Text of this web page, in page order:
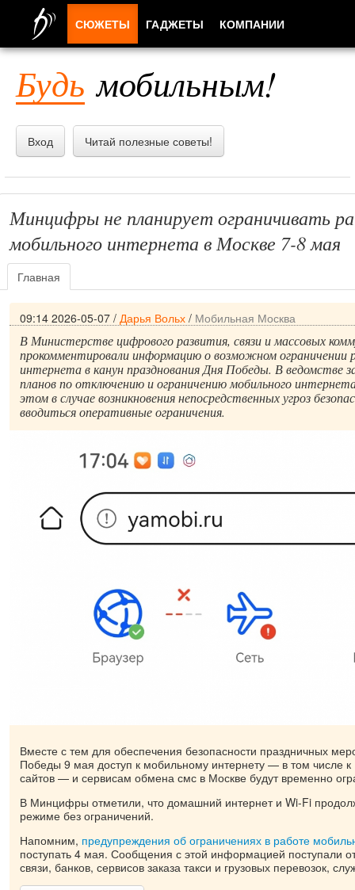
Будь мобильным!
Вход Читай полезные советы!
Минцифры не планирует ограничивать
мобильного интернета в Москве 7-8 мая
Главная
09:14 2026-05-07 / Дарья Вольх / Мобильная Москва
В Министерстве цифрового развития, связи и массовых
прокомментировали информацию о возможном ограничении
интернета в канун празднования Дня Победы. В ведомстве
планов по отключению и ограничению мобильного
этом в случае возникновения непосредственных угроз
вводиться оперативные ограничения.
Вместе с тем для обеспечения безопасности праздничных
Победы 9 мая доступ к мобильному интернету — в том числе к
сайтов — и сервисам обмена смс в Москве будут временно
В Минцифры отметили, что домашний интернет и Wi-Fi
режиме без ограничений.
Напомним, предупреждения об ограничениях в работе
поступать 4 мая. Сообщения с этой информацией поступали
связи, банков, сервисов заказа такси и грузовых перевозок,
СЮЖЕТЫ ГАДЖЕТЫ КОМПАНИИ
ПРИЛОЖЕНИЯ